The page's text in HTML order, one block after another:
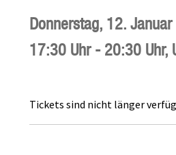
Donnerstag, 12.
17:30 Uhr- 20:30 Uhr,
Tickets sind nicht länger